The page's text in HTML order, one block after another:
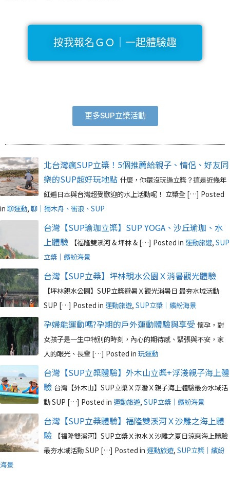
按我報名ＧＯ｜一起體驗趣
更多SUP立槳活動
北台灣瘋SUP立槳！5個推薦給親子、情侶、好友同
樂的SUP超好玩地點 什麼，你還沒玩過立槳？這是近幾年
紅遍日本與台灣超受歡迎的水上活動呢！ 立槳全 […] Posted
in 聊運動, 聊｜獨木舟、衝浪、SUP
台灣【SUP瑜珈立槳】SUP YOGA、沙丘瑜珈、水
上體驗
【福隆雙溪河 & 坪林 & […] Posted in 運動旅遊, SUP
立槳｜繽紛海景
台灣【SUP立槳】坪林親水公園Ｘ消暑觀光體驗
【坪林親水公園】SUP立槳避暑Ｘ觀光消暑日 最夯水域活動
SUP […] Posted in 運動旅遊, SUP立槳｜繽紛海景
孕婦能運動嗎?孕期的戶外運動體驗與享受 懷孕，對
女孩子是一生中特別的時刻，內心的期待感、緊張與不安，家
人的眼光、長輩 […] Posted in 玩運動
台灣【SUP立槳體驗】外木山立槳+浮淺親子海上體
驗 台灣【外木山】SUP立槳Ｘ浮潛Ｘ親子海上體驗最夯水域活
動 SUP […] Posted in 運動旅遊, SUP立槳｜繽紛海景
台灣【SUP立槳體驗】福隆雙溪河Ｘ沙雕之海上體
驗
【福隆雙溪河】SUP立槳Ｘ泡水Ｘ沙雕之夏日涼爽海上體驗
最夯水域活動 SUP […] Posted in 運動旅遊, SUP立槳｜繽紛
海景